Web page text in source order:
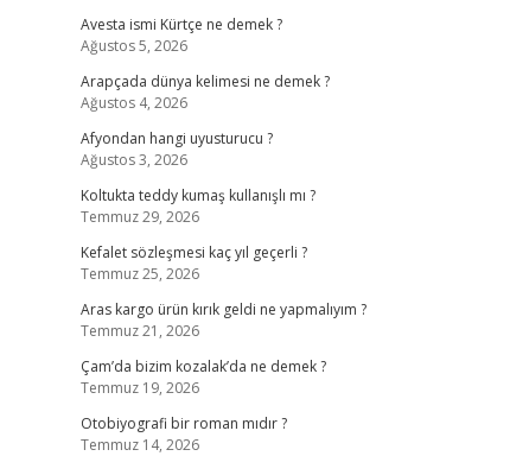
Avesta ismi Kürtçe ne demek ?
Ağustos 5, 2026
Arapçada dünya kelimesi ne demek ?
Ağustos 4, 2026
Afyondan hangi uyusturucu ?
Ağustos 3, 2026
Koltukta teddy kumaş kullanışlı mı ?
Temmuz 29, 2026
Kefalet sözleşmesi kaç yıl geçerli ?
Temmuz 25, 2026
Aras kargo ürün kırık geldi ne yapmalıyım ?
Temmuz 21, 2026
Çam’da bizim kozalak’da ne demek ?
Temmuz 19, 2026
Otobiyografi bir roman mıdır ?
Temmuz 14, 2026